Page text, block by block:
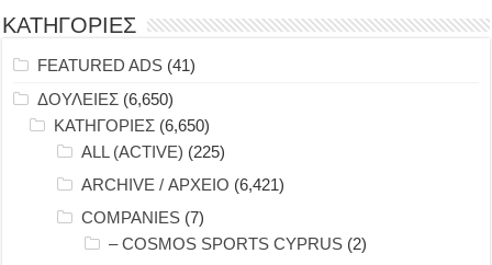
ΚΑΤΗΓΟΡΙΕΣ
FEATURED ADS (41)
ΔΟΥΛΕΙΕΣ (6,650)
ΚΑΤΗΓΟΡΙΕΣ (6,650)
ALL (ACTIVE) (225)
ARCHIVE / ΑΡΧΕΙΟ (6,421)
COMPANIES (7)
– COSMOS SPORTS CYPRUS (2)